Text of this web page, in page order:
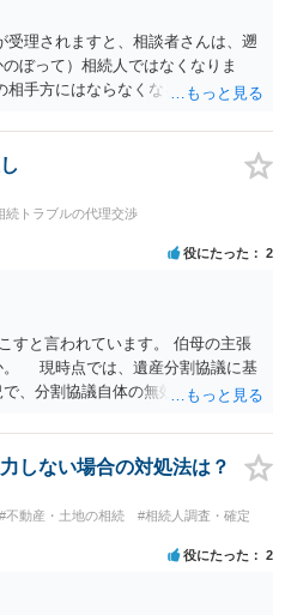
理されますと、相談者さんは、遡
ぼって）相続人ではなくなりま
手方にはならなくなるので（明け
ーを答弁書に添えて裁判所に提出
求棄却を求める答弁書を提出すれ
りません。その日は差支え（用事
分です。 質問３について 弁護士で
必要は無いと思います。郵送（期
詳細は、書面記載の裁判所書記官
参考まで。
続トラブルの代理交渉
役にたった 2
すと言われています。 伯母の主張
。 現時点では、遺産分割協議に基
、分割協議自体の無効を裁判所が
、 ・御祖母様の認知能力に関する
れればその効力が否定される可能性
協議に加わっていること ・御祖母
実益が誰にあったかの立証が困難
分割協議の効力が否定される可能
ドルは非常に高い）ということが
しない場合の対処法は？
#不動産・土地の相続
#相続人調査・確定
役にたった 2